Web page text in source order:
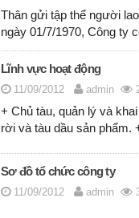
Thân gửi tập thể người
ngày 01/7/1970, Công ty
Lĩnh vực hoạt động
11/09/2012 admin
+ Chủ tàu, quản lý và
rời và tàu dầu sản phẩm.
Sơ đồ tổ chức công ty
11/09/2012 admin